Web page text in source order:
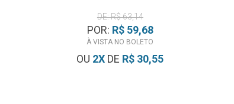
DE: R$ 63,14
POR: R$ 59,68
À VISTA NO BOLETO
OU 2X DE R$ 30,55